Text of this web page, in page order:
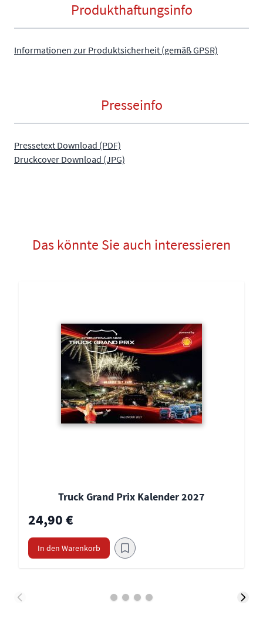
Produkthaftungsinfo
Informationen zur Produktsicherheit (gemäß GPSR)
Presseinfo
Pressetext Download (PDF)
Druckcover Download (JPG)
Das könnte Sie auch interessieren
Truck Grand Prix Kalender 2027
24,90 €
In den Warenkorb